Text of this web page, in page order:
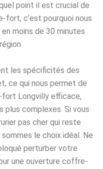
point il est crucial de
fort, c’est pourquoi nous
moins de 30 minutes
les spécificités des
ce qui nous permet de
Longvilly efficace,
plus complexes. Si vous
pas cher qui reste
le choix idéal. Ne
perturber votre
une ouverture coffre-